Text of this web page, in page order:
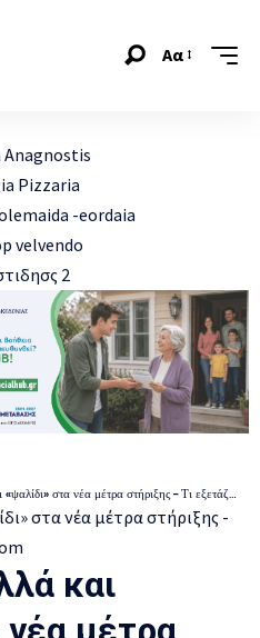
Αα
στα νέα μέτρα στήριξης – Τι εξετάζεται
και